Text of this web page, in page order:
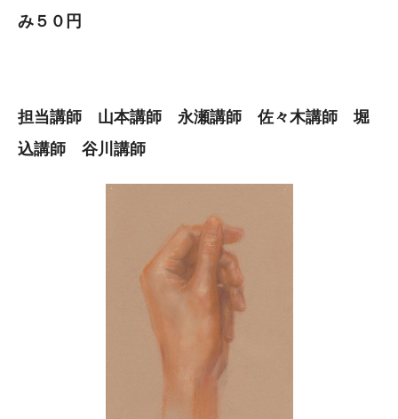
み５０円
担当講師 山本講師 永瀬講師 佐々木講師 堀
込講師 谷川講師